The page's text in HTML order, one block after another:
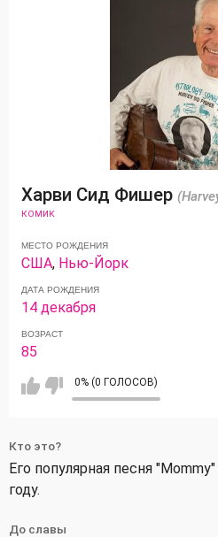
Харви Сид Фишер
КОМИК
МЕСТО РОЖДЕНИЯ
США, Нью-Йорк
ДАТА РОЖДЕНИЯ
14 декабря
ВОЗРАСТ
85
0% (0 ГОЛОСОВ)
Кто это?
Его популярная песня
году.
До славы